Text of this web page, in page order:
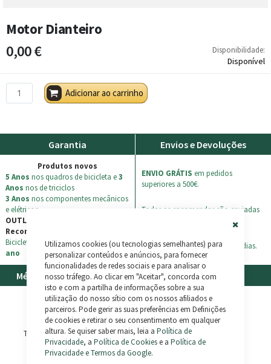
Cookie
Utilizamos cookies (ou tecnologias semelhantes) para
personalizar conteúdos e anúncios, para fornecer
funcionalidades de redes sociais e para analisar o
nosso tráfego. Ao clicar em "Aceitar", concorda com
isto e com a partilha de informações sobre a sua
utilização do nosso sítio com os nossos afiliados e
parceiros. Pode gerir as suas preferências em Definições
de cookies e retirar o seu consentimento em qualquer
altura. Se quiser saber mais, leia a Política de
Privacidade, a Política de Cookiese a Política de
Privacidade e Termos da Google.
Motor Dianteiro
0,00 € Disponibilidade:
Disponível
Adicionar ao carrinho
Garantia
Produtos novos
5 Anos nos quadros de bicicleta e3
Anos nos de triciclos
3 Anos nos componentes mecânicos
e elétricos
OUTLET / Teste / Usados /
Recondicionados
Bicicletas + triciclos: garantía de1
ano
Envios e Devoluções
ENVIO GRÁTIS em pedidos
superiores a 500€.
Todas as encomendas são enviadas
Devoluções possíveis até 30 dias.
Métodos de Pagamento
Cartão
Transferência Bancária
Paypal
Suporte
Consulta asPerguntas
Frequentesou contacta-nos:
(+351) 929 193 111
Bikelec LiveChat